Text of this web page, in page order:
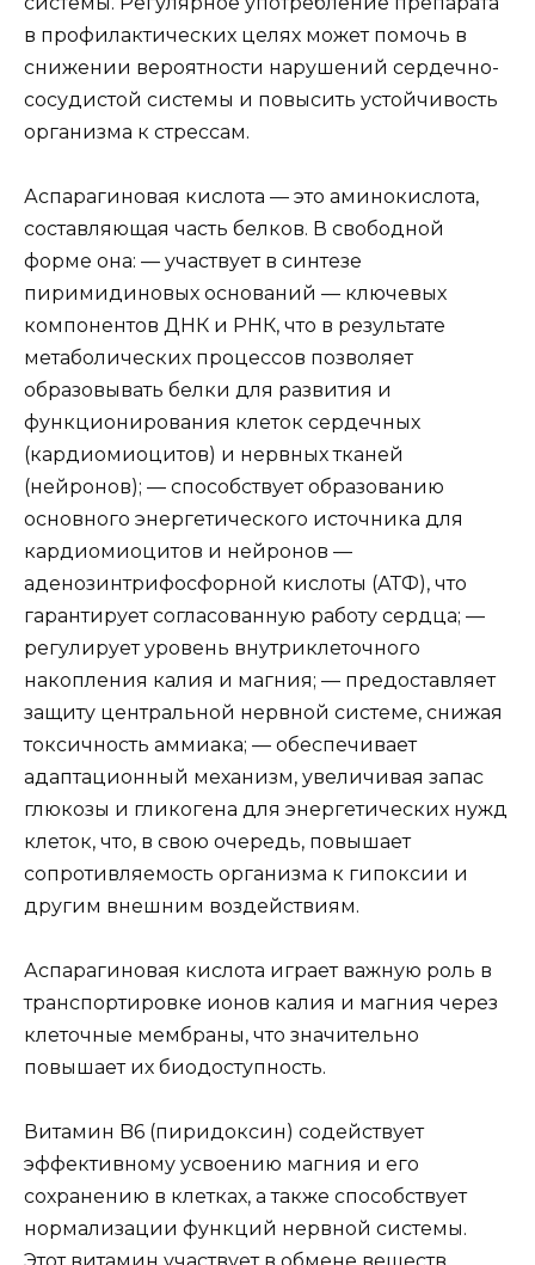
в профилактических целях может помочь в
снижении вероятности нарушений сердечно-
сосудистой системы и повысить устойчивость
организма к стрессам.
Аспарагиновая кислота — это аминокислота,
составляющая часть белков. В свободной
форме она: — участвует в синтезе
пиримидиновых оснований — ключевых
компонентов ДНК и РНК, что в результате
метаболических процессов позволяет
образовывать белки для развития и
функционирования клеток сердечных
(кардиомиоцитов) и нервных тканей
(нейронов); — способствует образованию
основного энергетического источника для
кардиомиоцитов и нейронов —
аденозинтрифосфорной кислоты (АТФ), что
гарантирует согласованную работу сердца; —
регулирует уровень внутриклеточного
накопления калия и магния; — предоставляет
защиту центральной нервной системе, снижая
токсичность аммиака; — обеспечивает
адаптационный механизм, увеличивая запас
глюкозы и гликогена для энергетических нужд
клеток, что, в свою очередь, повышает
сопротивляемость организма к гипоксии и
другим внешним воздействиям.
Аспарагиновая кислота играет важную роль в
транспортировке ионов калия и магния через
клеточные мембраны, что значительно
повышает их биодоступность.
Витамин B6 (пиридоксин) содействует
эффективному усвоению магния и его
сохранению в клетках, а также способствует
нормализации функций нервной системы.